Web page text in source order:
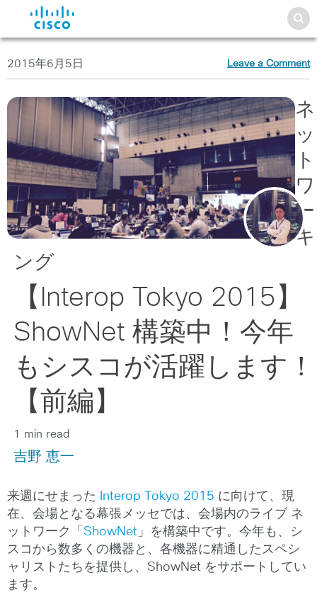
2015年6月5日 Leave a Comment
ネ
ッ
ト
ワ
ー
キ
ング
【Interop Tokyo 2015】
ShowNet 構築中！今年
もシスコが活躍します！
【前編】
1 min read
吉野 恵一
来週にせまった Interop Tokyo 2015 に向けて、現
在、会場となる幕張メッセでは、会場内のライブ ネ
ットワーク「 ShowNet 」を構築中です。今年も、シ
スコから数多くの機器と、各機器に精通したスペシ
ャリストたちを提供し、ShowNet をサポートしてい
ます。